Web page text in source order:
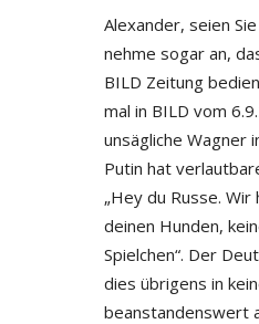
Alexander, seien
nehme sogar an,
BILD Zeitung
mal in BILD vom
unsägliche Wagner
Putin hat
„Hey du Russe.
deinen Hunden,
Spielchen“. Der
dies übrigens in
beanstandenswert